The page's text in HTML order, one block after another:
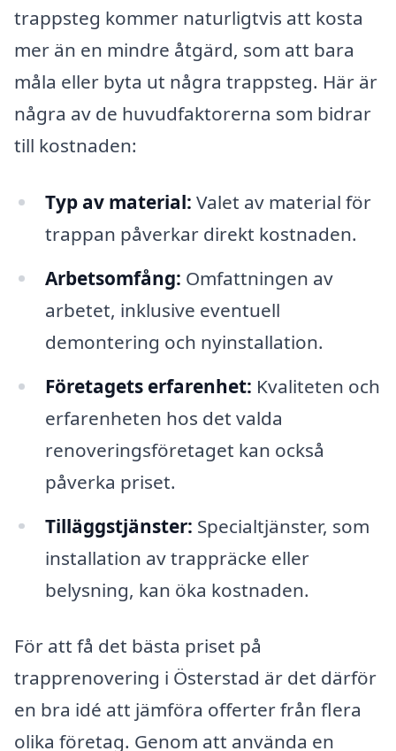
trappsteg kommer naturligtvis att kosta
mer än en mindre åtgärd, som att bara
måla eller byta ut några trappsteg. Här är
några av de huvudfaktorerna som bidrar
till kostnaden:
Typ av material: Valet av material för
trappan påverkar direkt kostnaden.
Arbetsomfång: Omfattningen av
arbetet, inklusive eventuell
demontering och nyinstallation.
Företagets erfarenhet: Kvaliteten och
erfarenheten hos det valda
renoveringsföretaget kan också
påverka priset.
Tilläggstjänster: Specialtjänster, som
installation av trappräcke eller
belysning, kan öka kostnaden.
För att få det bästa priset på
trapprenovering i Österstad är det därför
en bra idé att jämföra offerter från flera
olika företag. Genom att använda en